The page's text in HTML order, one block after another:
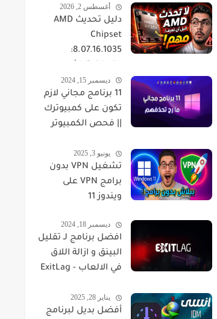
أغسطس 2, 2026
دليل تحديث AMD
Chipset
8.07.16.1035:
والحلول
ديسمبر 15, 2024
11 برنامج مجاني لازم
تكون على كمبيوترك
|| فحص الكمبيوتر
القطع
يونيو 3, 2025
تشغيل VPN بدون
برامج VPN على
ويندوز 11
ديسمبر 18, 2024
افضل برنامج لـ تقليل
البينق و ازالة اللاق
في الالعاب - ExitLag
وازالة الباكت لوس
مجانا
يناير 28, 2025
أفضل بديل لبرنامج